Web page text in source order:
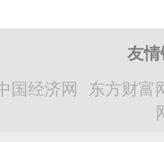
友
国经济网 东方财富